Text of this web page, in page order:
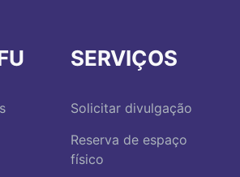
SERVIÇOS
Solicitar divulgação
Reserva de espaço
físico